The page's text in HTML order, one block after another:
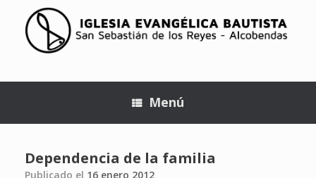
Menú
Dependencia de la familia
Publicado el 16 enero 2012